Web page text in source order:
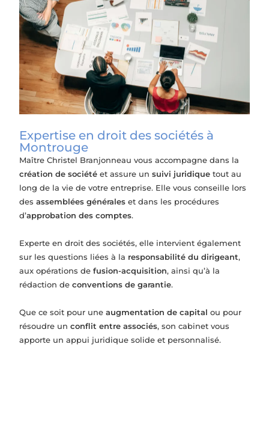
Expertise en droit des sociétés à
Montrouge
Maître Christel Branjonneau vous accompagne dans la
création de société et assure unsuivi juridiquetout au
long de la vie de votre entreprise. Elle vous conseille lors
desassemblées générales et dans les procédures
d’approbation des comptes.
Experte en droit des sociétés, elle intervient également
sur les questions liées à la responsabilité du dirigeant,
aux opérations defusion-acquisition, ainsi qu’à la
rédaction deconventions de garantie.
Que ce soit pour uneaugmentation de capital ou pour
résoudre unconflit entre associés, son cabinet vous
apporte un appui juridique solide et personnalisé.